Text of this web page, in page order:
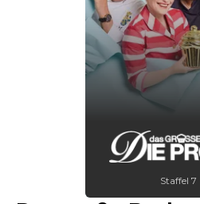
Staffel 7